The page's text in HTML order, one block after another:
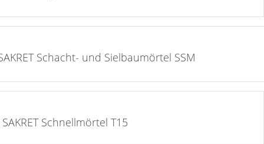
Schacht- und Sielbaumörtel SSM
SAKRET Schnellmörtel T15